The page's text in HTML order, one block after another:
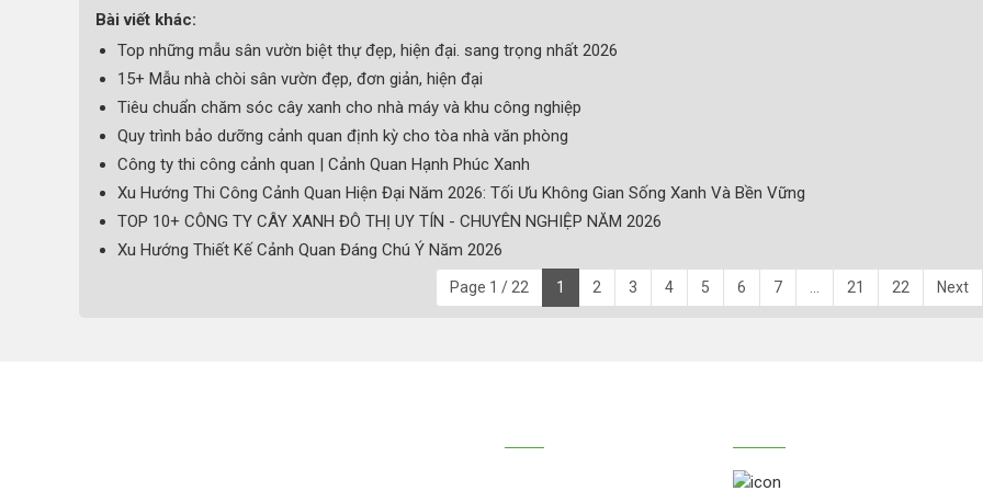
Bài viết khác:
Top những mẫu sân vườn biệt thự đẹp, hiện đại. sang trọng nhất 2026
15+ Mẫu nhà chòi sân vườn đẹp, đơn giản, hiện đại
Tiêu chuẩn chăm sóc cây xanh cho nhà máy và khu công nghiệp
Quy trình bảo dưỡng cảnh quan định kỳ cho tòa nhà văn phòng
Công ty thi công cảnh quan | Cảnh Quan Hạnh Phúc Xanh
Xu Hướng Thi Công Cảnh Quan Hiện Đại Năm 2026: Tối Ưu Không Gian Sống Xanh Và Bền Vững
TOP 10+ CÔNG TY CÂY XANH ĐÔ THỊ UY TÍN - CHUYÊN NGHIỆP NĂM 2026
Xu Hướng Thiết Kế Cảnh Quan Đáng Chú Ý Năm 2026
Page 1 / 22 1 2 3 4 5 6 7 21 22 Next